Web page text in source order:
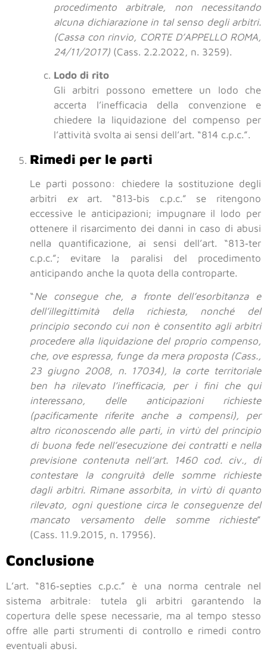
procedimento arbitrale, non necessitando
alcuna dichiarazione in tal senso degli arbitri.
(Cassa con rinvio, CORTE D’APPELLO ROMA,
24/11/2017) (Cass. 2.2.2022, n. 3259).
Lodo di rito
Gli arbitri possono emettere un lodo che
accerta l’inefficacia della convenzione e
chiedere la liquidazione del compenso per
l’attività svolta ai sensi dell’art. “814 c.p.c.”.
Rimedi per le parti
Le parti possono: chiedere la sostituzione degli
arbitri exart. “813‑bis c.p.c.” se ritengono
eccessive le anticipazioni; impugnare il lodo per
ottenere il risarcimento dei danni in caso di abusi
nella quantificazione, ai sensi dell’art. “813‑ter
c.p.c.”; evitare la paralisi del procedimento
anticipando anche la quota della controparte.
“Ne consegue che, a fronte dell’esorbitanza e
dell’illegittimità della richiesta, nonché del
principio secondo cui non è consentito agli arbitri
procedere alla liquidazione del proprio compenso,
che, ove espressa, funge da mera proposta (Cass.,
23 giugno 2008, n. 17034), la corte territoriale
ben ha rilevato l’inefficacia, per i fini che qui
interessano, delle anticipazioni richieste
(pacificamente riferite anche a compensi), per
altro riconoscendo alle parti, in virtù del principio
di buona fede nell’esecuzione dei contratti e nella
previsione contenuta nell’art. 1460 cod. civ., di
contestare la congruità delle somme richieste
dagli arbitri. Rimane assorbita, in virtù di quanto
rilevato, ogni questione circa le conseguenze del
mancato versamento delle somme richieste”
(Cass. 11.9.2015, n. 17956).
Conclusione
L’art. “816‑septies c.p.c.” è una norma centrale nel
sistema arbitrale: tutela gli arbitri garantendo la
copertura delle spese necessarie, ma al tempo stesso
offre alle parti strumenti di controllo e rimedi contro
eventuali abusi.